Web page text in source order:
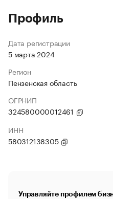
Профиль
Дата регистрации
5 марта 2024
Регион
Пензенская область
ОГРНИП
324580000012461
ИНН
580312138305
Управляйте профилем